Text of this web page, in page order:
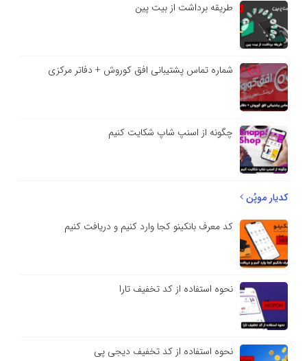
طریقه برداشت از بیت پین
شماره تماس پشتیبانی افق کوروش + دفاتر مرکزی
چگونه از اسنپ شاپ شکایت کنیم
کدیار موپُن
کد معرف بانکینو کجا وارد کنیم و دریافت کنیم
نحوه استفاده از کد تخفیف تارا
نحوه استفاده از کد تخفیف دیجی پی